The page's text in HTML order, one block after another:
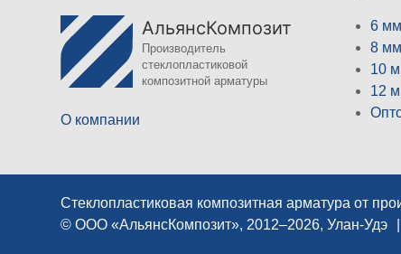
АльянсКомпозит
Производитель
стеклопластиковой
композитной арматуры
О компании
6 мм
8 мм
10
12
Стеклопластиковая композитная арматура от
© ООО «АльянсКомпозит», 2012–2026, Улан-Удэ